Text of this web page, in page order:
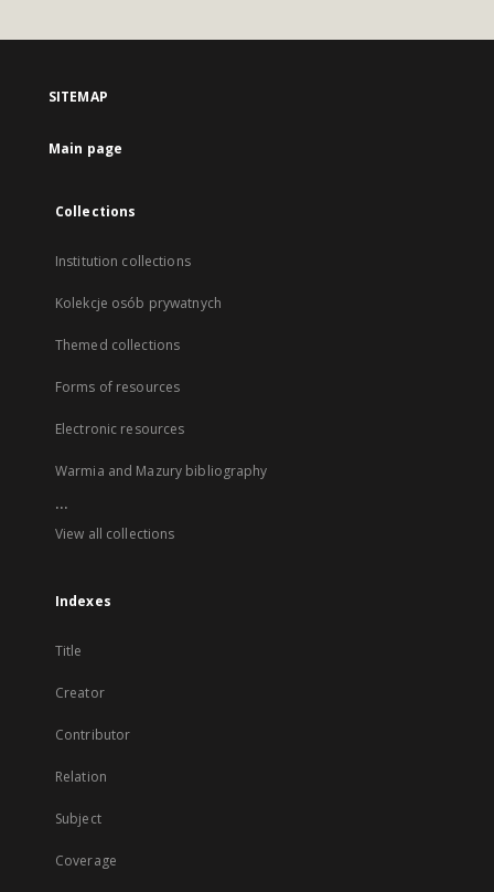
SITEMAP
Main page
Collections
Institution collections
Kolekcje osób prywatnych
Themed collections
Forms of resources
Electronic resources
Warmia and Mazury bibliography
...
View all collections
Indexes
Title
Creator
Contributor
Relation
Subject
Coverage